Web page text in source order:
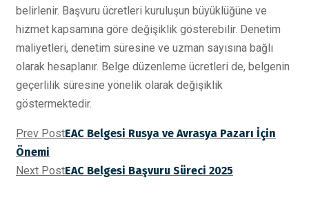
belirlenir. Başvuru ücretleri kuruluşun büyüklüğüne ve
hizmet kapsamına göre değişiklik gösterebilir. Denetim
maliyetleri, denetim süresine ve uzman sayısına bağlı
olarak hesaplanır. Belge düzenleme ücretleri de, belgenin
geçerlilik süresine yönelik olarak değişiklik
göstermektedir.
Prev PostEAC Belgesi Rusya ve Avrasya Pazarı İçin
Önemi
Next PostEAC Belgesi Başvuru Süreci 2025